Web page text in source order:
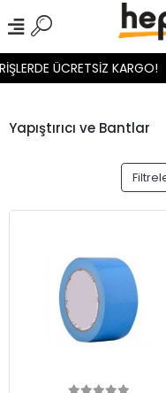
ÜCRETSİZ KARGO!
Yapıştırıcı ve Bantlar